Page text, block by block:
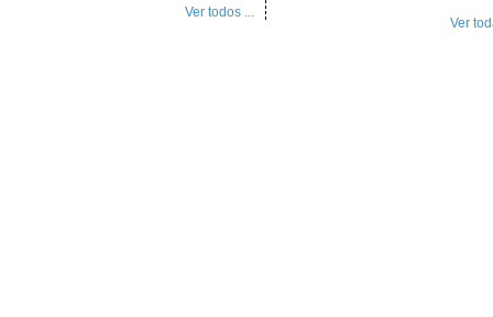
Ver todos ...
Ver